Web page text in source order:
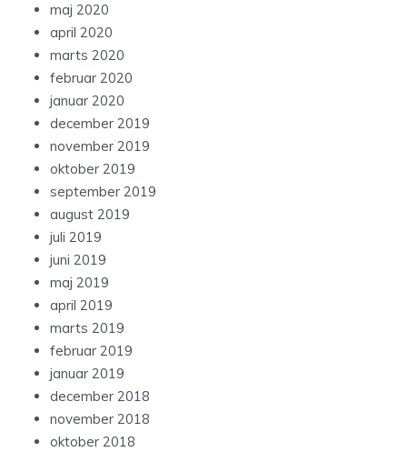
maj 2020
april 2020
marts 2020
februar 2020
januar 2020
december 2019
november 2019
oktober 2019
september 2019
august 2019
juli 2019
juni 2019
maj 2019
april 2019
marts 2019
februar 2019
januar 2019
december 2018
november 2018
oktober 2018